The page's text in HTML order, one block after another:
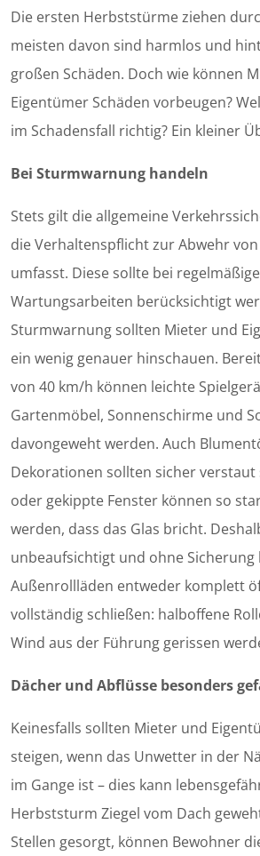
Die ersten Herbststürme ziehen
meisten davon sind harmlos und
großen Schäden. Doch wie können
Eigentümer Schäden vorbeugen?
im Schadensfall richtig? Ein kleiner
Bei Sturmwarnung handeln
Stets gilt die allgemeine
die Verhaltenspflicht zur Abwehr
umfasst. Diese sollte bei
Wartungsarbeiten berücksichtigt
Sturmwarnung sollten Mieter und
ein wenig genauer hinschauen.
von 40 km/h können leichte
Gartenmöbel, Sonnenschirme und
davongeweht werden. Auch
Dekorationen sollten sicher verstaut
oder gekippte Fenster können so
werden, dass das Glas bricht.
unbeaufsichtigt und ohne Sicherung
Außenrollläden entweder komplett
vollständig schließen: halboffene
Wind aus der Führung gerissen
Dächer und Abflüsse besonders
Keinesfalls sollten Mieter und
steigen, wenn das Unwetter in der
im Gange ist – dies kann
Herbststurm Ziegel vom Dach
Stellen gesorgt, können Bewohner